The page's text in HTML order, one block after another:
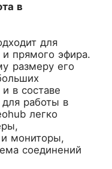
в
для
и прямого эфира.
размеру его
в составе
для работы в
легко
мониторы,
соединений